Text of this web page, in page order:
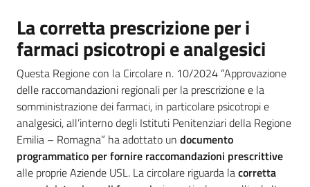
Campagne
di
comunicazione
Seguici
su
La corretta prescrizione per i
farmaci psicotropi e analgesici
Questa Regione con la Circolare n. 10/2024 “Approvazione
delle raccomandazioni regionali per la prescrizione e la
somministrazione dei farmaci, in particolare psicotropi e
analgesici, all’interno degli Istituti Penitenziari della Regione
Emilia – Romagna” ha adottato un documento
programmatico per fornire raccomandazioni prescrittive
alle proprie Aziende USL. La circolare riguarda lacorretta